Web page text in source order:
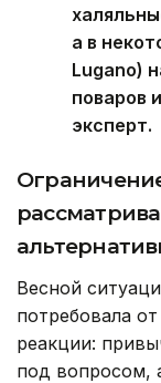
а в
Lugano)
поваров
эксперт.
Весной
потребовала
реакции:
под вопросом,